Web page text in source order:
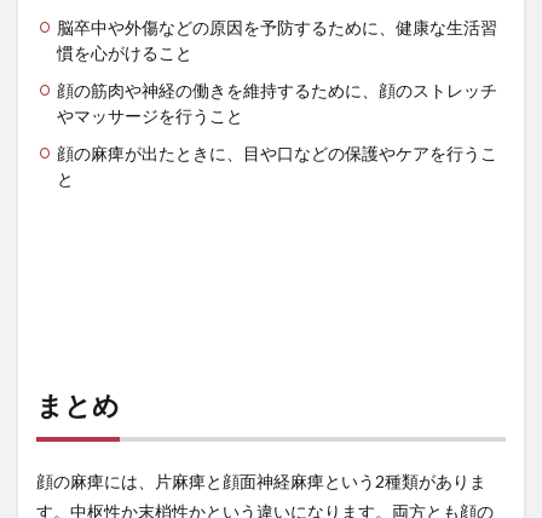
脳卒中や外傷などの原因を予防するために、健康な生活習
慣を心がけること
顔の筋肉や神経の働きを維持するために、顔のストレッチ
やマッサージを行うこと
顔の麻痺が出たときに、目や口などの保護やケアを行うこ
と
まとめ
顔の麻痺には、片麻痺と顔面神経麻痺という2種類がありま
す。中枢性か末梢性かという違いになります。両方とも顔の